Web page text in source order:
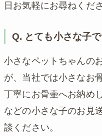
日お気軽にお尋ねくださ
Q. とても小さな子
小さなペットちゃんの
が、当社では小さなお
丁寧にお骨壷へお納め
などの小さな子のお見
談ください。